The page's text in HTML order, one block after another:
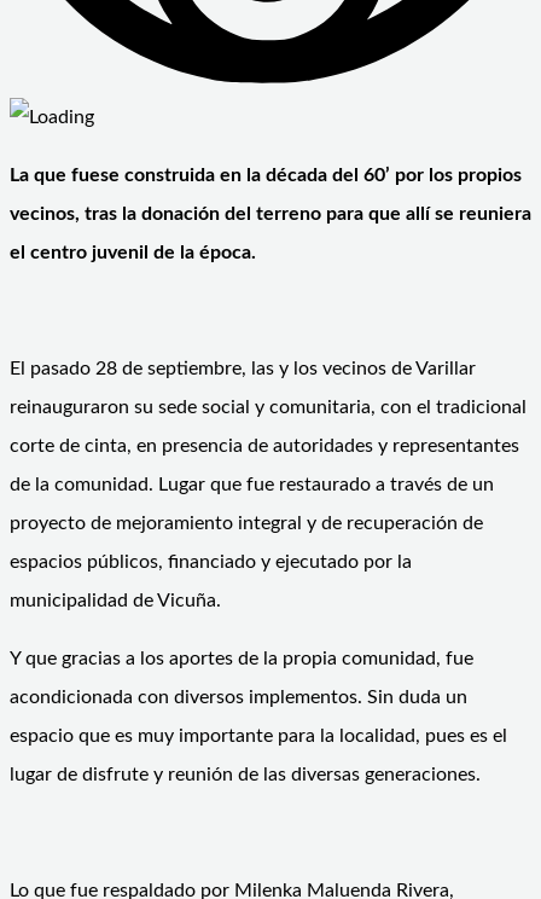
La que fuese construida en la década del 60’ por los propios
vecinos, tras la donación del terreno para que allí se reuniera
el centro juvenil de la época.
El pasado 28 de septiembre, las y los vecinos de Varillar
reinauguraron su sede social y comunitaria, con el tradicional
corte de cinta, en presencia de autoridades y representantes
de la comunidad. Lugar que fue restaurado a través de un
proyecto de mejoramiento integral y de recuperación de
espacios públicos, financiado y ejecutado por la
municipalidad de Vicuña.
Y que gracias a los aportes de la propia comunidad, fue
acondicionada con diversos implementos. Sin duda un
espacio que es muy importante para la localidad, pues es el
lugar de disfrute y reunión de las diversas generaciones.
Lo que fue respaldado por Milenka Maluenda Rivera,